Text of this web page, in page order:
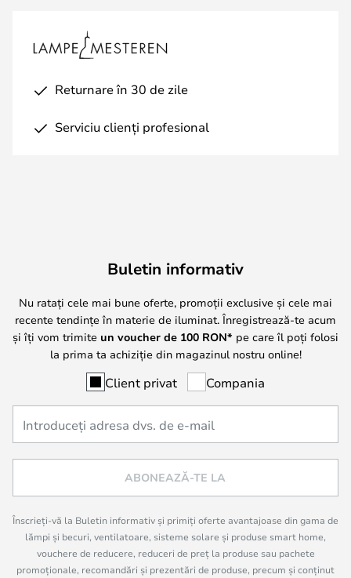
Returnare în 30 de zile
Serviciu clienți profesional
Buletin informativ
Nu ratați cele mai bune oferte, promoții exclusive și cele mai
recente tendințe în materie de iluminat. Înregistrează-te acum
și îți vom trimite un voucher de 100 RON* pe care îl poți folosi
la prima ta achiziție din magazinul nostru online!
Client privat Compania
ABONEAZĂ-TE LA
Înscrieți-vă la Buletin informativ și primiți oferte avantajoase din gama de
lămpi și becuri, ventilatoare, sisteme solare și produse smart home,
vouchere de reducere, reduceri de preț la produse sau pachete
promoționale, recomandări și prezentări de produse, precum și conținut